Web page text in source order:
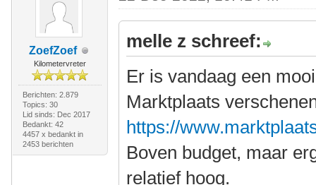
ZoefZoef
Kilometervreter
Berichten: 2.879
Topics: 30
Lid sinds: Dec 2017
Bedankt: 42
4457 x bedankt in
2453 berichten
melle z schreef:
Er is vandaag een
Marktplaats
https://
Boven budget, maar
relatief hoog.